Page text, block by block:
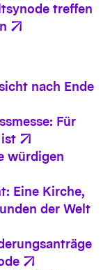
treffen
nach Ende
Für
würdigen
Eine Kirche,
der Welt